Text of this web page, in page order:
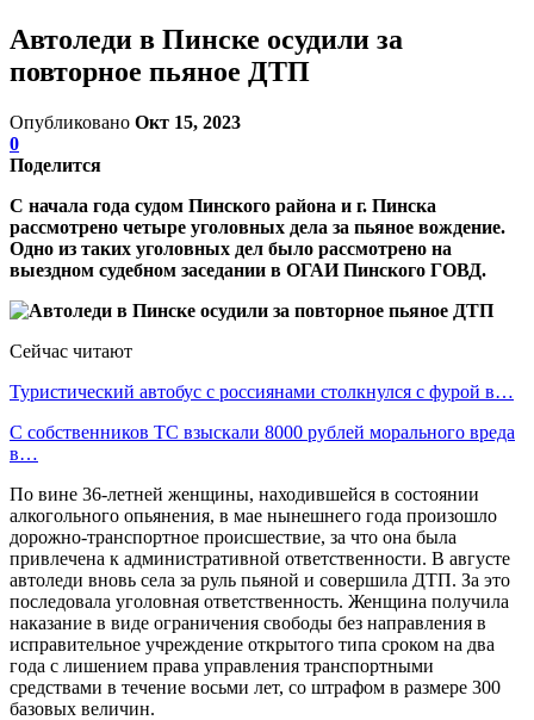
Автоледи в Пинске осудили за
повторное пьяное ДТП
Опубликовано Окт 15, 2023
0
Поделится
С начала года судом Пинского района и г. Пинска
рассмотрено четыре уголовных дела за пьяное вождение.
Одно из таких уголовных дел было рассмотрено на
выездном судебном заседании в ОГАИ Пинского ГОВД.
Сейчас читают
Туристический автобус с россиянами столкнулся с фурой в…
С собственников ТС взыскали 8000 рублей морального вреда
в…
По вине 36-летней женщины, находившейся в состоянии
алкогольного опьянения, в мае нынешнего года произошло
дорожно-транспортное происшествие, за что она была
привлечена к административной ответственности. В августе
автоледи вновь села за руль пьяной и совершила ДТП. За это
последовала уголовная ответственность. Женщина получила
наказание в виде ограничения свободы без направления в
исправительное учреждение открытого типа сроком на два
года с лишением права управления транспортными
средствами в течение восьми лет, со штрафом в размере 300
базовых величин.